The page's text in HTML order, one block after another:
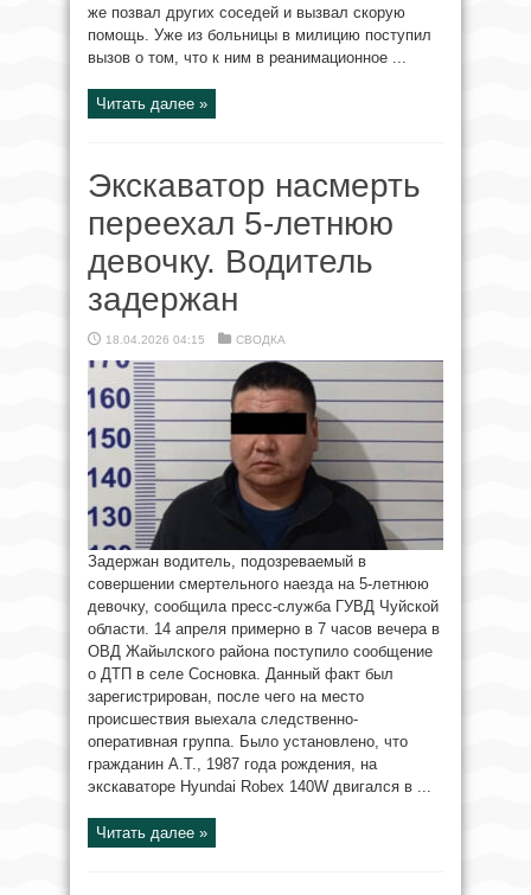
же позвал других соседей и вызвал скорую
помощь. Уже из больницы в милицию поступил
вызов о том, что к ним в реанимационное ...
Читать далее »
Экскаватор насмерть
переехал 5-летнюю
девочку. Водитель
задержан
18.04.2026 04:15 СВОДКА
Задержан водитель, подозреваемый в
совершении смертельного наезда на 5-летнюю
девочку, сообщила пресс-служба ГУВД Чуйской
области. 14 апреля примерно в 7 часов вечера в
ОВД Жайылского района поступило сообщение
о ДТП в селе Сосновка. Данный факт был
зарегистрирован, после чего на место
происшествия выехала следственно-
оперативная группа. Было установлено, что
гражданин А.Т., 1987 года рождения, на
экскаваторе Hyundai Robex 140W двигался в ...
Читать далее »